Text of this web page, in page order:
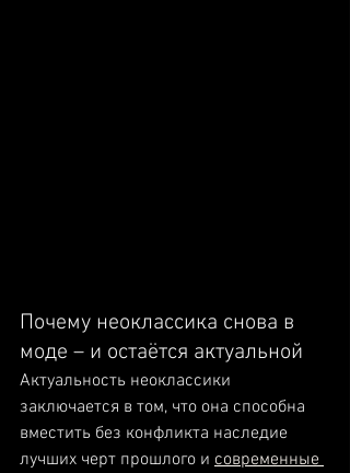
Почему неоклассика снова в
моде – и остаётся актуальной
Актуальность неоклассики
заключается в том, что она способна
вместить без конфликта наследие
лучших черт прошлого и современные